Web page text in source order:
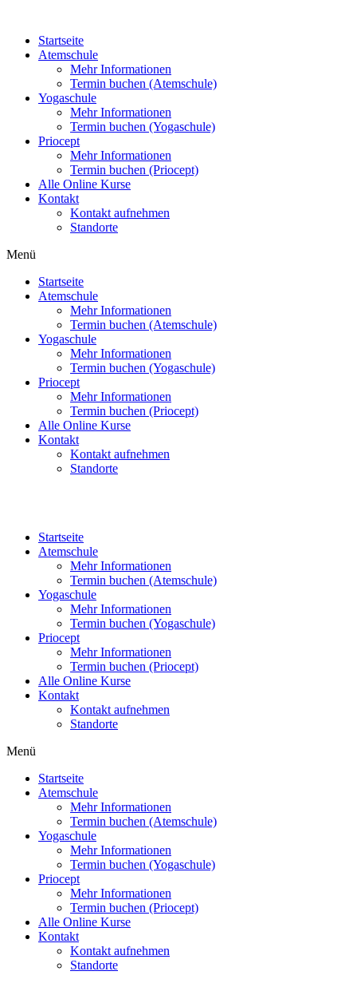
wechselnStartseite
Atemschule
Mehr Informationen
Termin buchen (Atemschule)
Yogaschule
Mehr Informationen
Termin buchen (Yogaschule)
Priocept
Mehr Informationen
Termin buchen (Priocept)
Alle Online Kurse
Kontakt
Kontakt aufnehmen
Standorte
Menü
Startseite
Atemschule
Mehr Informationen
Termin buchen (Atemschule)
Yogaschule
Mehr Informationen
Termin buchen (Yogaschule)
Priocept
Mehr Informationen
Termin buchen (Priocept)
Alle Online Kurse
Kontakt
Kontakt aufnehmen
Standorte
Startseite
Atemschule
Mehr Informationen
Termin buchen (Atemschule)
Yogaschule
Mehr Informationen
Termin buchen (Yogaschule)
Priocept
Mehr Informationen
Termin buchen (Priocept)
Alle Online Kurse
Kontakt
Kontakt aufnehmen
Standorte
Menü
Startseite
Atemschule
Mehr Informationen
Termin buchen (Atemschule)
Yogaschule
Mehr Informationen
Termin buchen (Yogaschule)
Priocept
Mehr Informationen
Termin buchen (Priocept)
Alle Online Kurse
Kontakt
Kontakt aufnehmen
Standorte